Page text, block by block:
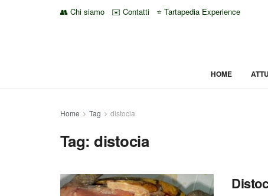
👥 Chi siamo ✉️ Contatti ⭐ Tartapedia Experience
HOME
Home Tag distocia
Tag:distocia